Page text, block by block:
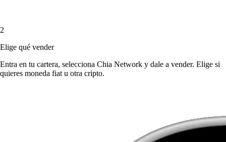
2
Elige qué vender
Entra en tu cartera, selecciona Chia Network y dale a vender. Elige si
quieres moneda fiat u otra cripto.